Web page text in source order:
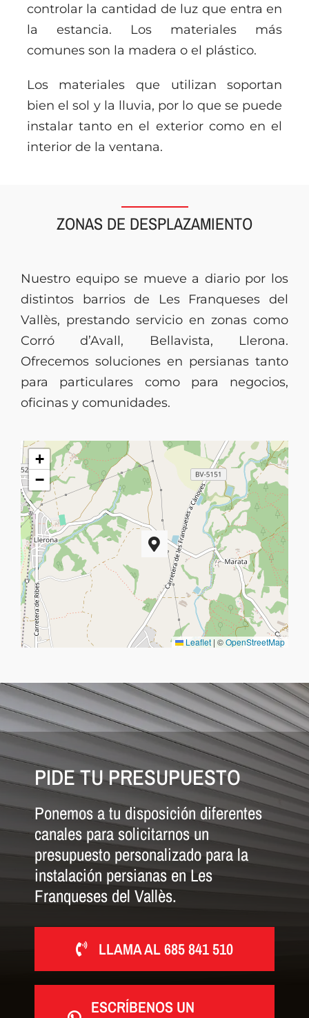
controlar la cantidad de luz que entra en
la estancia. Los materiales más
comunes son la madera o el plástico.
Los materiales que utilizan soportan
bien el sol y la lluvia, por lo que se puede
instalar tanto en el exterior como en el
interior de la ventana.
ZONAS DE DESPLAZAMIENTO
Nuestro equipo se mueve a diario por los
distintos barrios de Les Franqueses del
Vallès, prestando servicio en zonas como
Corró d’Avall, Bellavista, Llerona.
Ofrecemos soluciones en persianas tanto
para particulares como para negocios,
oficinas y comunidades.
+
−
Leaflet | ©OpenStreetMap
PIDE TU PRESUPUESTO
Ponemos a tu disposición diferentes
canales para solicitarnos un
presupuesto personalizado para la
instalación persianas en Les
Franqueses del Vallès.
LLAMA AL 685 841 510
ESCRÍBENOS UN